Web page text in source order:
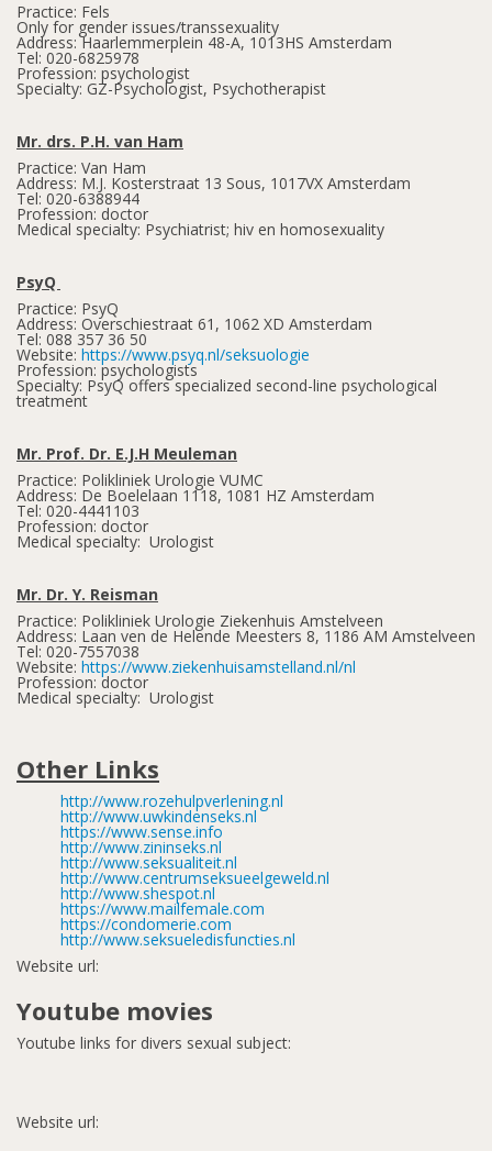
Practice: Fels
Only for gender issues/transsexuality
Address: Haarlemmerplein 48-A, 1013HS Amsterdam
Tel: 020-6825978
Profession: psychologist
Specialty: GZ-Psychologist, Psychotherapist
Mr. drs. P.H. van Ham
Practice: Van Ham
Address: M.J. Kosterstraat 13 Sous, 1017VX Amsterdam
Tel: 020-6388944
Profession: doctor
Medical specialty: Psychiatrist; hiv en homosexuality
PsyQ
Practice: PsyQ
Address: Overschiestraat 61, 1062 XD Amsterdam
Tel: 088 357 36 50
Website: https://www.psyq.nl/seksuologie
Profession: psychologists
Specialty: PsyQ offers specialized second-line psychological
treatment
Mr. Prof. Dr. E.J.H Meuleman
Practice: Polikliniek Urologie VUMC
Address: De Boelelaan 1118, 1081 HZ Amsterdam
Tel: 020-4441103
Profession: doctor
Medical specialty: Urologist
Mr. Dr. Y. Reisman
Practice: Polikliniek Urologie Ziekenhuis Amstelveen
Address: Laan ven de Helende Meesters 8, 1186 AM Amstelveen
Tel: 020-7557038
Website: https://www.ziekenhuisamstelland.nl/nl
Profession: doctor
Medical specialty: Urologist
Other Links
http://www.rozehulpverlening.nl
http://www.uwkindenseks.nl
https://www.sense.info
http://www.zininseks.nl
http://www.seksualiteit.nl
http://www.centrumseksueelgeweld.nl
http://www.shespot.nl
https://www.mailfemale.com
https://condomerie.com
http://www.seksueledisfuncties.nl
Website url:
Youtube movies
Youtube links for divers sexual subject:
Website url: